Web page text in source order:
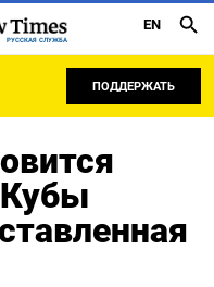
РУССКАЯ СЛУЖБА
EN
ПОДДЕРЖАТЬ